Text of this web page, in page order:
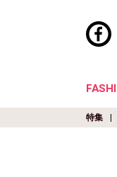
特集